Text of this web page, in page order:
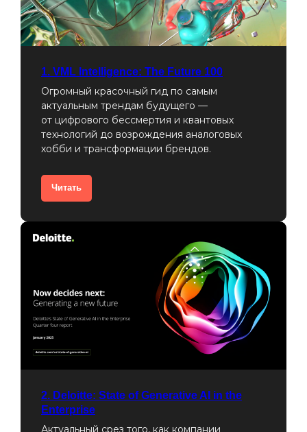
1. VML Intelligence: The Future 100
Огромный красочный гид по самым
актуальным трендам будущего —
от цифрового бессмертия и квантовых
технологий до возрождения аналоговых
хобби и трансформации брендов.
Читать
2. Deloitte: State of Generative AI in the
Enterprise
Актуальный срез того, как компании